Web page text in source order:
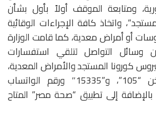
ومتابعة الموقف أولاً بأول بشأن
واتخاذ كافة الإجراءات الوقائية
أو أمراض معدية، كما قامت الوزارة
التواصل لتلقي استفسارات
كورونا المستجد والأمراض المعدية،
منها الخط الساخن “105”، و”15335″ ورقم الواتساب
بالإضافة إلى تطبيق “صحة مصر” المتاح